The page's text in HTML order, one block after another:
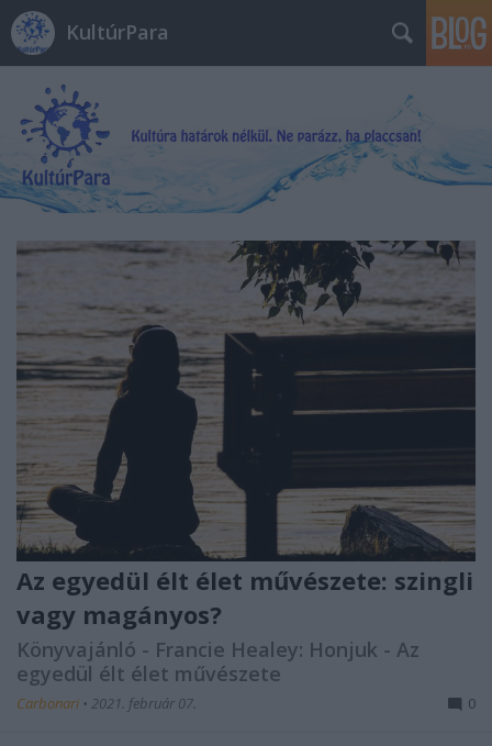
KultúrPara
Az egyedül élt élet művészete: szingli
vagy magányos?
Könyvajánló - Francie Healey: Honjuk - Az
egyedül élt élet művészete
Carbonari • 2021. február 07. 0